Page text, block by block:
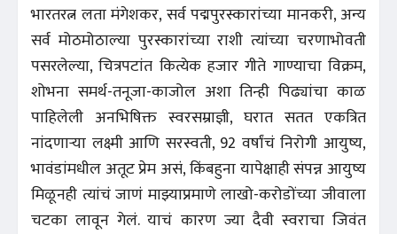
भारतरत्न लता मंगेशकर, सर्व पद्मपुरस्कारांच्या मानकरी, अन्य
सर्व मोठमोठाल्या पुरस्कारांच्या राशी त्यांच्या चरणाभोवती
पसरलेल्या, चित्रपटांत कित्येक हजार गीते गाण्याचा विक्रम,
शोभना समर्थ-तनूजा-काजोल अशा तिन्ही पिढ्यांचा काळ
पाहिलेली अनभिषिक्त स्वरसम्राज्ञी, घरात सतत एकत्रित
नांदणाऱ्या लक्ष्मी आणि सरस्वती, 92 वर्षांचं निरोगी आयुष्य,
भावंडांमधील अतूट प्रेम असं, किंबहुना यापेक्षाही संपन्न आयुष्य
मिळूनही त्यांचं जाणं माझ्याप्रमाणे लाखो-करोडोंच्या जीवाला
चटका लावून गेलं. याचं कारण ज्या दैवी स्वराचा जिवंत